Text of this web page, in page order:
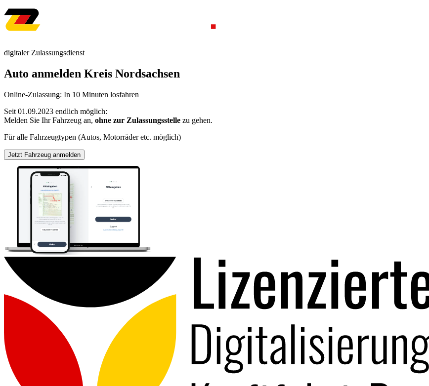
digitaler Zulassungsdienst
Auto anmelden Kreis Nordsachsen
Online-Zulassung: In 10 Minuten losfahren
Seit 01.09.2023 endlich möglich:
Melden Sie Ihr Fahrzeug an, ohne zur Zulassungsstelle zu gehen.
Für alle Fahrzeugtypen (Autos, Motorräder etc. möglich)
Jetzt Fahrzeug anmelden